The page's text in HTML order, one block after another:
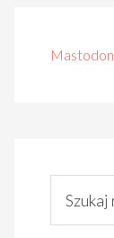
Mastodon